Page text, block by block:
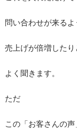
問い合わせが来るよ
売上げが倍増した
よく聞きます。
ただ
この「お客さんの